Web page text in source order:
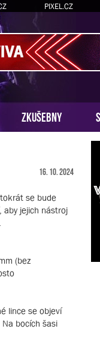
PIXEL.CZ
ZKUŠEBNY
16. 10. 2024
se bude
aby jejich nástroj
(bez
lince se objeví
bocích šasi